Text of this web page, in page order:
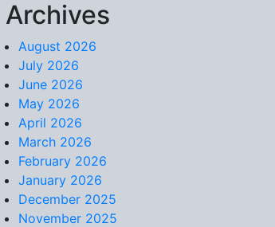
Skip to content
Archives
August 2026
July 2026
June 2026
May 2026
April 2026
March 2026
February 2026
January 2026
December 2025
November 2025